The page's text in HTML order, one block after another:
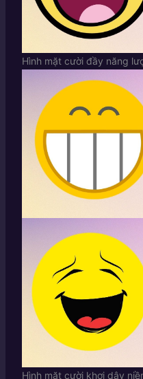
Hình mặt cười đầy năng
Hình mặt cười khơi dậy